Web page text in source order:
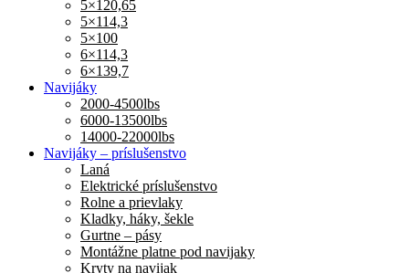
5×120,65
5×114,3
5×100
6×114,3
6×139,7
Navijáky
2000-4500lbs
6000-13500lbs
14000-22000lbs
Navijáky – príslušenstvo
Laná
Elektrické príslušenstvo
Rolne a prievlaky
Kladky, háky, šekle
Gurtne – pásy
Montážne platne pod navijaky
Kryty na navijak